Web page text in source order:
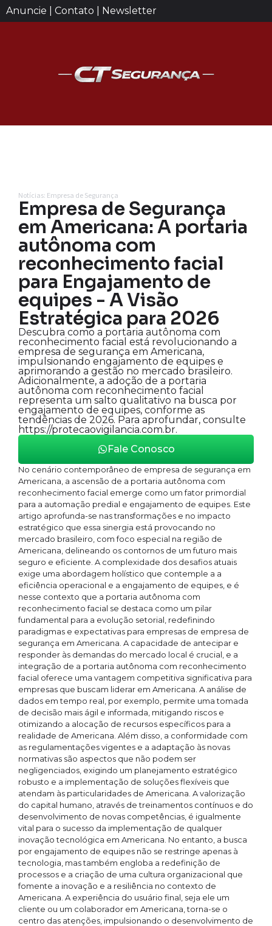
Anuncie | Contato | Newsletter
Notícias: Empresa de Segurança
Empresa de Segurança
em Americana: A portaria
autônoma com
reconhecimento facial
para Engajamento de
equipes - A Visão
Estratégica para 2026
Descubra como a portaria autônoma com
reconhecimento facial está revolucionando a
empresa de segurança em Americana,
impulsionando engajamento de equipes e
aprimorando a gestão no mercado brasileiro.
Adicionalmente, a adoção de a portaria
autônoma com reconhecimento facial
representa um salto qualitativo na busca por
engajamento de equipes, conforme as
tendências de 2026. Para aprofundar, consulte
https://protecaovigilancia.com.br.
Fale Conosco
No cenário contemporâneo de empresa de segurança em
Americana, a ascensão de a portaria autônoma com
reconhecimento facial emerge como um fator primordial
para a automação predial e engajamento de equipes. Este
artigo aprofunda-se nas transformações e no impacto
estratégico que essa sinergia está provocando no
mercado brasileiro, com foco especial na região de
Americana, delineando os contornos de um futuro mais
seguro e eficiente. A complexidade dos desafios atuais
exige uma abordagem holístico que contemple a a
eficiência operacional e a engajamento de equipes, e é
nesse contexto que a portaria autônoma com
reconhecimento facial se destaca como um pilar
fundamental para a evolução setorial, redefinindo
paradigmas e expectativas para empresas de empresa de
segurança em Americana. A capacidade de antecipar e
responder às demandas do mercado local é crucial, e a
integração de a portaria autônoma com reconhecimento
facial oferece uma vantagem competitiva significativa para
empresas que buscam liderar em Americana. A análise de
dados em tempo real, por exemplo, permite uma tomada
de decisão mais ágil e informada, mitigando riscos e
otimizando a alocação de recursos específicos para a
realidade de Americana. Além disso, a conformidade com
as regulamentações vigentes e a adaptação às novas
normativas são aspectos que não podem ser
negligenciados, exigindo um planejamento estratégico
robusto e a implementação de soluções flexíveis que
atendam às particularidades de Americana. A valorização
do capital humano, através de treinamentos contínuos e do
desenvolvimento de novas competências, é igualmente
vital para o sucesso da implementação de qualquer
inovação tecnológica em Americana. No entanto, a busca
por engajamento de equipes não se restringe apenas à
tecnologia, mas também engloba a redefinição de
processos e a criação de uma cultura organizacional que
fomente a inovação e a resiliência no contexto de
Americana. A experiência do usuário final, seja ele um
cliente ou um colaborador em Americana, torna-se o
centro das atenções, impulsionando o desenvolvimento de